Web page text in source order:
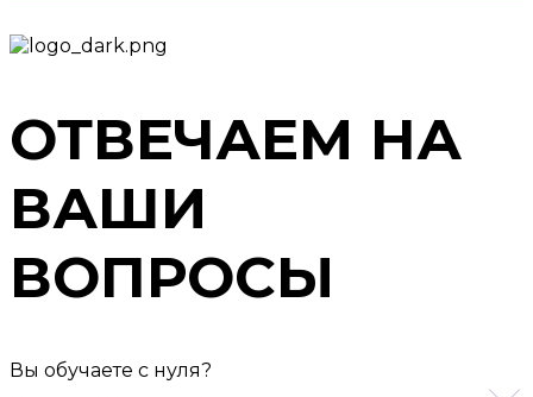
ОТВЕЧАЕМ НА
ВАШИ
ВОПРОСЫ
Вы обучаете с нуля?